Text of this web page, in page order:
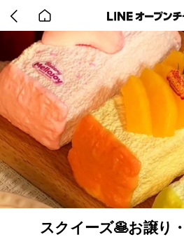
back
to
home
スクイーズ🥞お譲り